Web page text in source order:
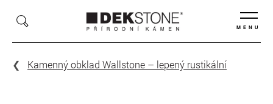
MENU
Kamenný obklad Wallstone – lepený rustikální